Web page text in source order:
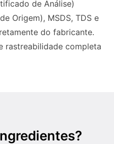
de Análise)
Origem), MSDS, TDS e
do fabricante.
rastreabilidade completa